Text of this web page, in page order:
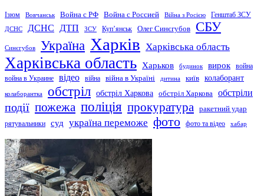
Ізюм Вовчанськ Война с РФ Война с Россией Війна з Росією Генштаб ЗСУ
ДСНС ДСНС ДТП ЗСУ Купʼянськ Олег Синєгубов СБУ
Синєгубов Україна Харків Харківська область
Харківська область Харьков будинок вирок война
война в Украине відео війна війна в Україні дитина київ колаборант
колаборантка обстріл обстріл Харкова обстріл Харкова обстріли
події пожежа поліція прокуратура
ракетний удар
рятувальники
суд україна переможе фото фото та відео хабар